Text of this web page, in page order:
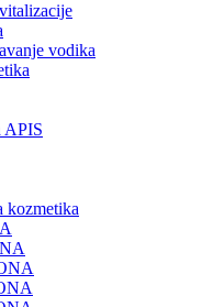
vodika
APIS
kozmetika